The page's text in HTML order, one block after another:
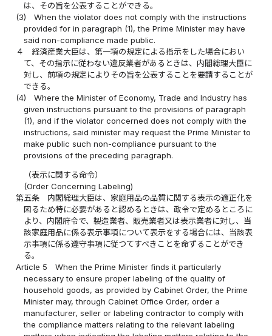
は、その旨を公表することができる。
(3)
When the violator does not comply with the instructions
provided for in paragraph (1), the Prime Minister may have
said non-compliance made public.
４
経済産業大臣は、第一項の規定による指示をした場合におい
て、その指示に従わない違反業者があるときは、内閣総理大臣に
対し、前項の規定によりその旨を公表することを要請することが
できる。
(4)
Where the Minister of Economy, Trade and Industry has
given instructions pursuant to the provisions of paragraph
(1), and if the violator concerned does not comply with the
instructions, said minister may request the Prime Minister to
make public such non-compliance pursuant to the
provisions of the preceding paragraph.
（表示に関する命令）
(Order Concerning Labeling)
第五条
内閣総理大臣は、家庭用品の品質に関する表示の適正化を
図るため特に必要があると認めるときは、政令で定めるところに
より、内閣府令で、製造業者、販売業者又は表示業者に対し、当
該家庭用品に係る表示事項について表示をする場合には、当該表
示事項に係る遵守事項に従つてすべきことを命ずることができ
る。
Article 5
When the Prime Minister finds it particularly
necessary to ensure proper labeling of the quality of
household goods, as provided by Cabinet Order, the Prime
Minister may, through Cabinet Office Order, order a
manufacturer, seller or labeling contractor to comply with
the compliance matters relating to the relevant labeling